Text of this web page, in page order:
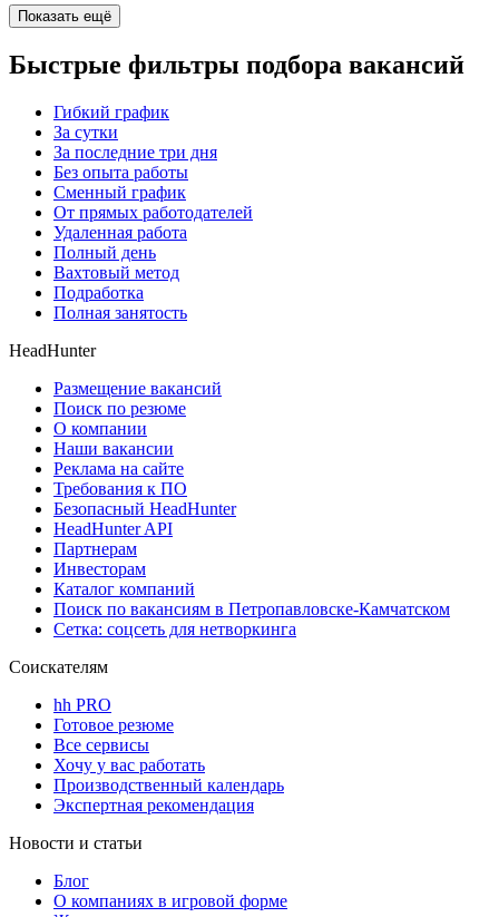
Показать ещё
Быстрые фильтры подбора вакансий
Гибкий график
За сутки
За последние три дня
Без опыта работы
Сменный график
От прямых работодателей
Удаленная работа
Полный день
Вахтовый метод
Подработка
Полная занятость
HeadHunter
Размещение вакансий
Поиск по резюме
О компании
Наши вакансии
Реклама на сайте
Требования к ПО
Безопасный HeadHunter
HeadHunter API
Партнерам
Инвесторам
Каталог компаний
Поиск по вакансиям в Петропавловске-Камчатском
Сетка: соцсеть для нетворкинга
Соискателям
hh PRO
Готовое резюме
Все сервисы
Хочу у вас работать
Производственный календарь
Экспертная рекомендация
Новости и статьи
Блог
О компаниях в игровой форме